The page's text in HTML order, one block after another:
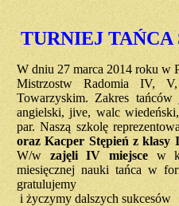
TURNIEJ
W dniu 27 marca 2014 roku w
Mistrzostw Radomia IV,
Towarzyskim. Zakres
angielski, jive, walc
par. Naszą szkolę
oraz Kacper Stępień z
W/wzajęli IV miejscew
miesięcznej nauki tańca w
gratulujemy
i życzymy dalszych sukcesów